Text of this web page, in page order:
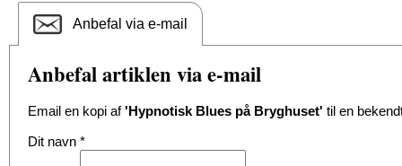
Anbefal via e-mail
Anbefal artiklen via e-mail
Email en kopi af'Hypnotisk Blues på Bryghuset' til en
Dit navn *